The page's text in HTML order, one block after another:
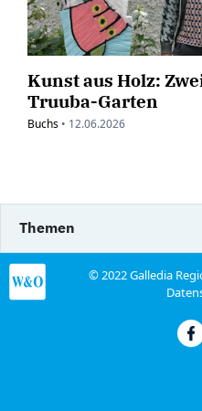
Kunst aus Holz:
Truuba-Garten
Buchs • 12.06.2026
Themen
© 2022 Galledia